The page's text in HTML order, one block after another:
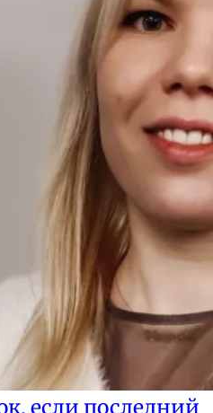
если последний